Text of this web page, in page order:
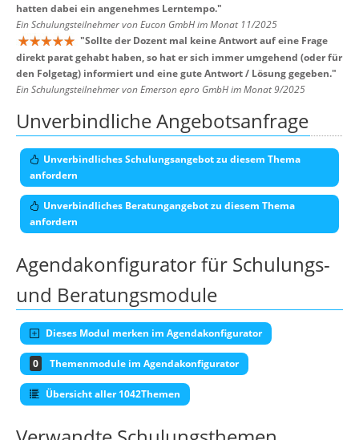
hatten dabei ein angenehmes Lerntempo."
Ein Schulungsteilnehmer von Eucon GmbH im Monat 11/2025
"Sollte der Dozent mal keine Antwort auf eine Frage
direkt parat gehabt haben, so hat er sich immer umgehend (oder für
den Folgetag) informiert und eine gute Antwort / Lösung gegeben."
Ein Schulungsteilnehmer von Emerson epro GmbH im Monat 9/2025
Unverbindliche Angebotsanfrage
Unverbindliches Schulungsangebot zu diesem Thema
anfordern
Unverbindliches Beratungangebot zu diesem Thema
anfordern
Agendakonfigurator für Schulungs-
und Beratungsmodule
Dieses Modul merken im Agendakonfigurator
0 Themenmodule im Agendakonfigurator
Übersicht aller 1042Themen